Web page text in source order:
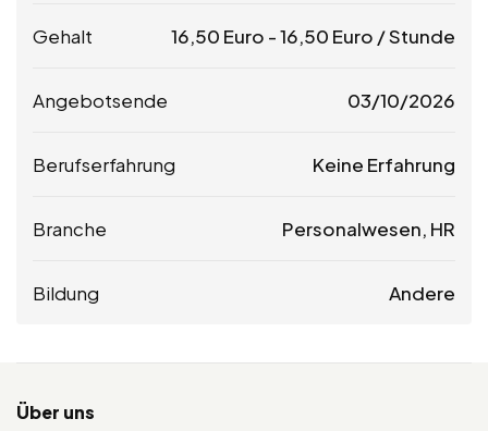
Gehalt 16,50 Euro -16,50 Euro / Stunde
Angebotsende 03/10/2026
Berufserfahrung Keine Erfahrung
Branche Personalwesen, HR
Bildung Andere
Über uns